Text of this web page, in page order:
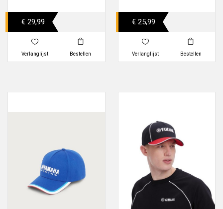
€ 29,99
Verlanglijst Bestellen
€ 25,99
Verlanglijst Bestellen